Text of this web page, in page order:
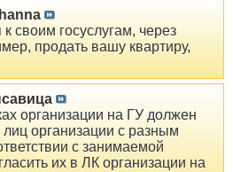
своим госуслугам, через
продать вашу квартиру,
организации на ГУ должен
лиц организации с разным
с занимаемой
их в ЛК организации на